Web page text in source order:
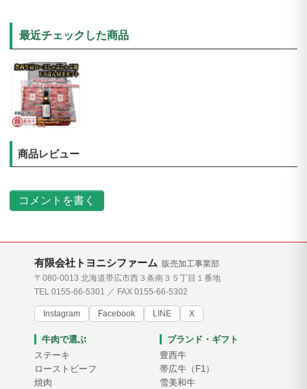
最近チェックした商品
商品レビュー
コメントを書く
有限会社トヨニシファーム 販売加工事業部
〒080-0013 北海道帯広市西３条南３５丁目１番地
TEL 0155-66-5301 ／ FAX 0155-66-5302
Instagram Facebook LINE X
牛肉で選ぶ
ステーキ
ローストビーフ
焼肉
ブランド・ギフト
豊西牛
帯広牛（F1）
雪美和牛